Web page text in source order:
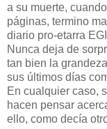
a su muerte,
páginas, termino
diario pro-etarra
Nunca deja de
tan bien la
sus últimos días
En cualquier caso,
hacen pensar
ello, como decía